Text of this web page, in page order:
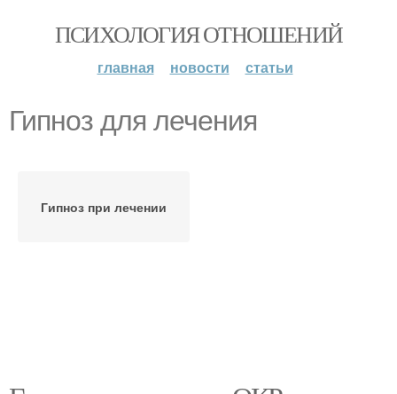
ПСИХОЛОГИЯ ОТНОШЕНИЙ
главная новости статьи
Гипноз для лечения
Гипноз при лечении